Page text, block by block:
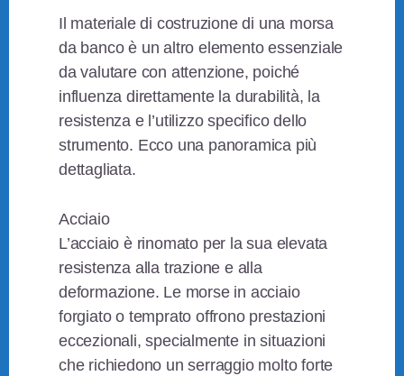
Il materiale di costruzione di una morsa
da banco è un altro elemento essenziale
da valutare con attenzione, poiché
influenza direttamente la durabilità, la
resistenza e l’utilizzo specifico dello
strumento. Ecco una panoramica più
dettagliata.
Acciaio
L’acciaio è rinomato per la sua elevata
resistenza alla trazione e alla
deformazione. Le morse in acciaio
forgiato o temprato offrono prestazioni
eccezionali, specialmente in situazioni
che richiedono un serraggio molto forte